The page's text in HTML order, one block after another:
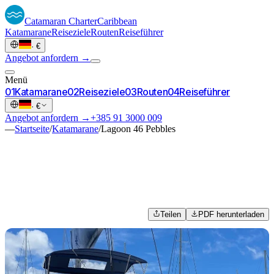
Catamaran CharterCaribbean
KatamaraneReisezieleRoutenReiseführer
· €
Angebot anfordern →
Menü
01Katamarane02Reiseziele03Routen04Reiseführer
· €
Angebot anfordern →+385 91 3000 009
—Startseite/Katamarane/Lagoon 46 Pebbles
Teilen PDF herunterladen